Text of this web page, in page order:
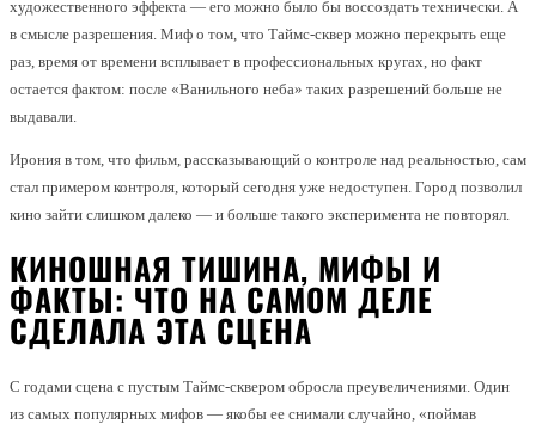
художественного эффекта — его можно было бы воссоздать технически. А
в смысле разрешения. Миф о том, что Таймс-сквер можно перекрыть еще
раз, время от времени всплывает в профессиональных кругах, но факт
остается фактом: после «Ванильного неба» таких разрешений больше не
выдавали.
Ирония в том, что фильм, рассказывающий о контроле над реальностью, сам
стал примером контроля, который сегодня уже недоступен. Город позволил
кино зайти слишком далеко — и больше такого эксперимента не повторял.
КИНОШНАЯ ТИШИНА, МИФЫ И
ФАКТЫ: ЧТО НА САМОМ ДЕЛЕ
СДЕЛАЛА ЭТА СЦЕНА
С годами сцена с пустым Таймс-сквером обросла преувеличениями. Один
из самых популярных мифов — якобы ее снимали случайно, «поймав